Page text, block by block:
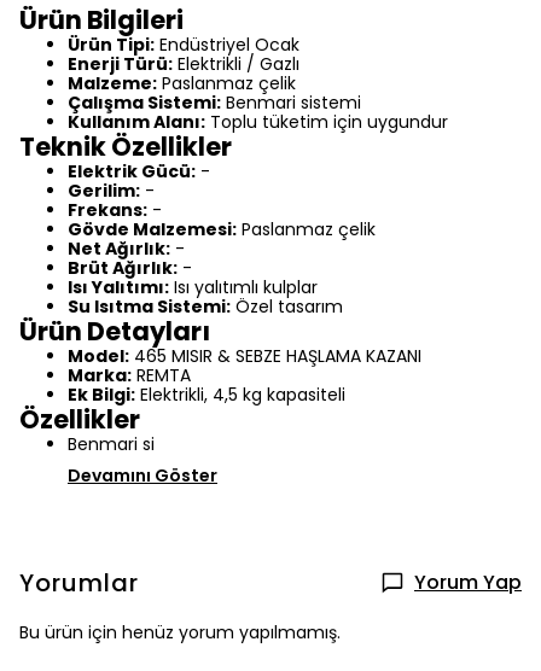
Ürün Bilgileri
Ürün Tipi: Endüstriyel Ocak
Enerji Türü: Elektrikli / Gazlı
Malzeme: Paslanmaz çelik
Çalışma Sistemi: Benmari sistemi
Kullanım Alanı: Toplu tüketim için uygundur
Teknik Özellikler
Elektrik Gücü: -
Gerilim: -
Frekans: -
Gövde Malzemesi: Paslanmaz çelik
Net Ağırlık: -
Brüt Ağırlık: -
Isı Yalıtımı: Isı yalıtımlı kulplar
Su Isıtma Sistemi: Özel tasarım
Ürün Detayları
Model: 465 MISIR & SEBZE HAŞLAMA KAZANI
Marka: REMTA
Ek Bilgi: Elektrikli, 4,5 kg kapasiteli
Özellikler
Benmari si
Devamını Göster
Yorumlar Yorum Yap
Bu ürün için henüz yorum yapılmamış.